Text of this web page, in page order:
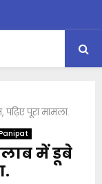
पूरा मामला.
में डूबे